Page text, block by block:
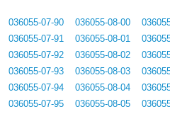
036055-07-90
036055-07-91
036055-07-92
036055-07-93
036055-07-94
036055-07-95
036055-08-00
036055-08-01
036055-08-02
036055-08-03
036055-08-04
036055-08-05